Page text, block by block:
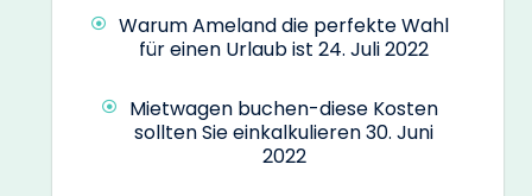
Warum Ameland die perfekte Wahl
für einen Urlaub ist 24. Juli 2022
Mietwagen buchen-diese Kosten
sollten Sie einkalkulieren30. Juni
2022